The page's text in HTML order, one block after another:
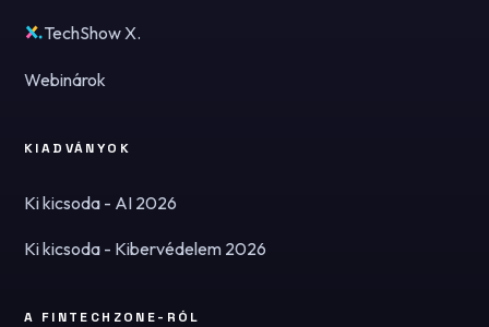
TechShow X.
Webinárok
KIADVÁNYOK
Ki kicsoda - AI 2026
Ki kicsoda - Kibervédelem 2026
A FINTECHZONE-RÓL